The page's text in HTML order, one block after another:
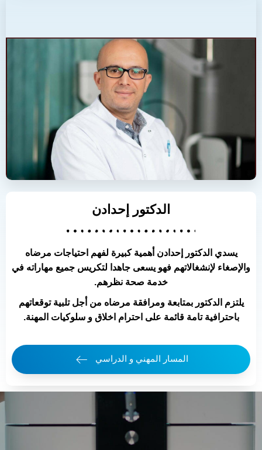
الدكتور إحدادن
يسدي الدكتور إحدادن أهمية كبيرة لفهم احتياجات مرضاه
والإصغاء لإنشغالاتهم فهو يسعى جاهدا لتكريس جميع مهاراته في
خدمة صحة نظرهم.
يلتزم الدكتور بمتابعة ومرافقة مرضاه من أجل تلبية توقعاتهم
باحترافية تامة قائمة على احترام اخلاق و سلوكيات المهنة.
المسار المهني و الدراسي